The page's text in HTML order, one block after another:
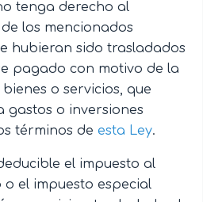
tenga derecho al
los mencionados
hubieran sido trasladados
pagado con motivo de la
o servicios, que
gastos o inversiones
términos de esta Ley.
el impuesto al
el impuesto especial